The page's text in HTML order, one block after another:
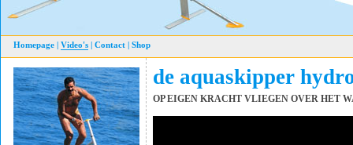
Homepage Video's Contact Shop
de aquaskipper
OP EIGEN KRACHT VLIEGEN OVER HET